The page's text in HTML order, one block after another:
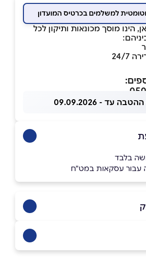
הינו מוסך מכונאות ותיקון לכל
24/7
עד - 09.09.2026
בלבד
עבור עסקאות במט"ח